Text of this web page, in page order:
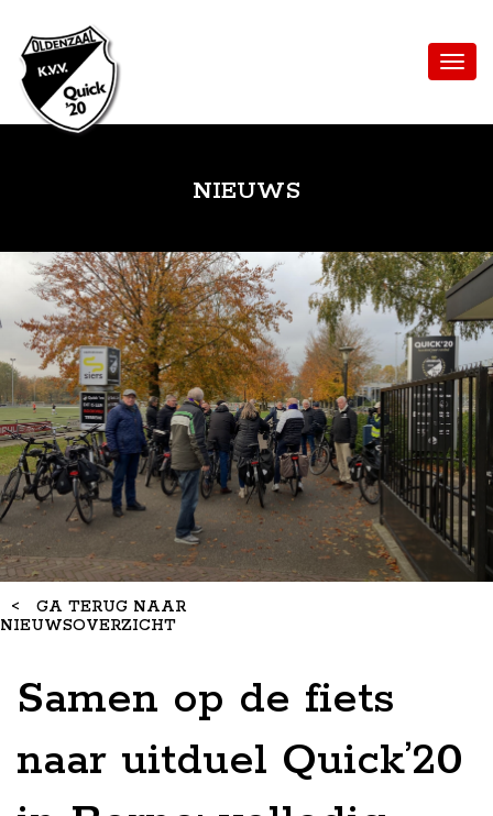
NIEUWS
< GA TERUG NAAR
NIEUWSOVERZICHT
Samen op de fiets
naar uitduel Quick’20